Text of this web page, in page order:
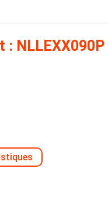
: NLLEXX090P